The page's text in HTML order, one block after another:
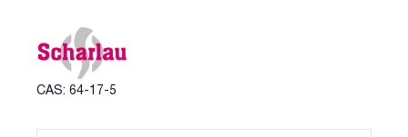
CAS: 64-17-5